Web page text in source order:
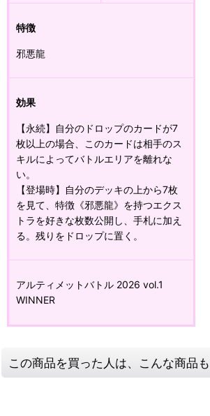
特徴
邪悪龍
効果
【永続】自分のドロップのカードが7
枚以上の場合、このカードは相手のス
キルによってバトルエリアを離れな
い。
【登場時】自分のデッキの上から7枚
を見て、特徴《邪悪龍》を持つエクス
トラを好きな枚数公開し、手札に加え
る。残りをドロップに置く。
アルティメットバトル 2026 vol.1
WINNER
この商品を買った人は、こんな商品